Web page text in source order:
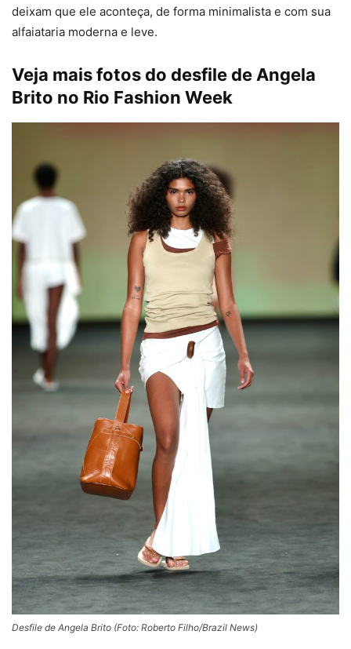
deixam que ele aconteça, de forma minimalista e com sua
alfaiataria moderna e leve.
Veja mais fotos do desfile de Angela
Brito no Rio Fashion Week
Desfile de Angela Brito (Foto: Roberto Filho/Brazil News)